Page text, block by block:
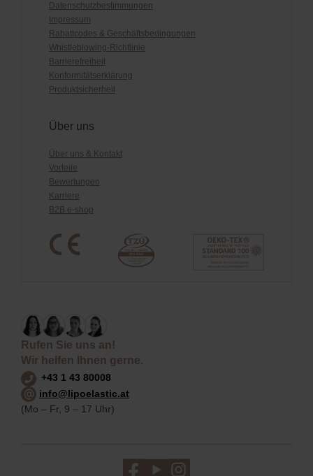
Datenschutzbestimmungen
Impressum
Rabattcodes & Geschäftsbedingungen
Whistleblowing-Richtlinie
Barrierefreiheit
Konformitätserklärung
Produktsicherheit
Über uns
Über uns & Kontakt
Vorteile
Bewertungen
Karriere
B2B e-shop
Rufen Sie uns an!
Wir helfen Ihnen gerne.
+43 1 43 80008
info@lipoelastic.at
(Mo – Fr, 9 – 17 Uhr)